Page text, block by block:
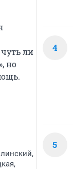
ли
но
4
5